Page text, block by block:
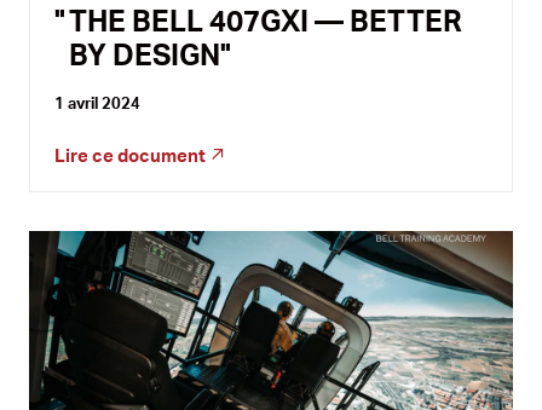
THE BELL 407GXI — BETTER
BY DESIGN
1 avril 2024
Lire ce document